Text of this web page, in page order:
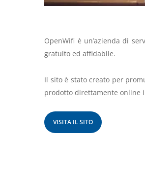
OpenWifi è un’azienda di
gratuito ed affidabile.
Il sito è stato creato per
prodotto direttamente online
VISITA IL SITO